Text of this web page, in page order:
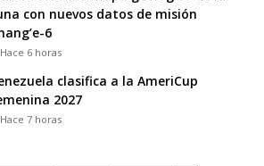
con nuevos datos de misión
6
Hace 6 horas
clasifica a la AmeriCup
2027
Hace 7 horas